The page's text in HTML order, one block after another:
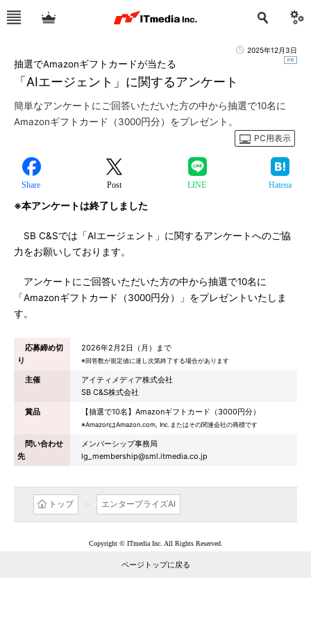
2025年12月3日
「AIエージェント」に関するアンケート
抽選でAmazonギフトカードが当たる
簡単なアンケートにご回答いただいた方の中から抽選で10名に
Amazonギフトカード（3000円分）をプレゼント。
PC用表示
Share Post LINE Hatena
※本アンケートは終了しました
SB C&Sでは「AIエージェント」に関するアンケートへのご協
力をお願いしております。
アンケートにご回答いただいた方の中から抽選で10名に
「Amazonギフトカード（3000円分）」をプレゼントいたしま
す。
応募締め切
り
2026年2月2日（月）まで
※回答数が規定値に達し次第終了する場合があります
主催
アイティメディア株式会社
SB C&S株式会社
賞品
【抽選で10名】Amazonギフトカード（3000円分）
※AmazonはAmazon.com, Inc.またはその関連会社の商標です
問い合わせ
先
メンバーシップ事務局
lg_membership@sml.itmedia.co.jp
トップ エンタープライズAI
Copyright © ITmedia Inc. All Rights Reserved.
ページトップに戻る